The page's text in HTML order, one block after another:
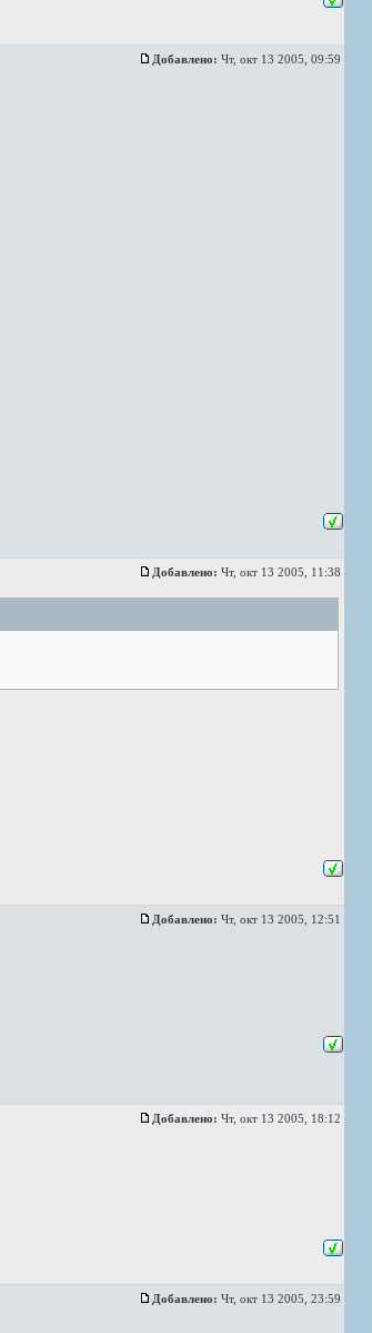
Добавлено: Чт, окт 13 2005, 09:59
Добавлено: Чт, окт 13 2005, 11:38
Добавлено: Чт, окт 13 2005, 12:51
Добавлено: Чт, окт 13 2005, 18:12
Добавлено: Чт, окт 13 2005, 23:59